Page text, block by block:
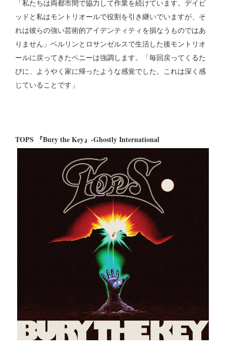
「私たちは両都市間で協力して作業を続けています。デイビ
ッドと私はモントリオールで役割を引き継いでいますが、そ
れは彼らの強い芸術的アイデンティティを損なうものではあ
りません」ベルリンとロサンゼルスで生活した後モントリオ
ールに戻ってきたペニーは強調します。「毎回戻ってくるた
びに、ようやく家に帰ったような感覚でした。これは深く感
じていることです」
TOPS 『Bury the Key』-Ghostly International